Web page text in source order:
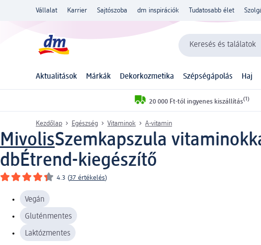
Vállalat Karrier Sajtószoba dm inspirációk Tudatosabb élet
Keresés és találatok
Aktualitások Márkák Dekorkozmetika Szépségápolás Haj
20 000 Ft-tól ingyenes kiszállítás(1)
Kezdőlap Egészség Vitaminok A-vitamin
MivolisSzemkapszula
dbÉtrend-kiegészítő
4.3 (37 értékelés)
Vegán
Gluténmentes
Laktózmentes